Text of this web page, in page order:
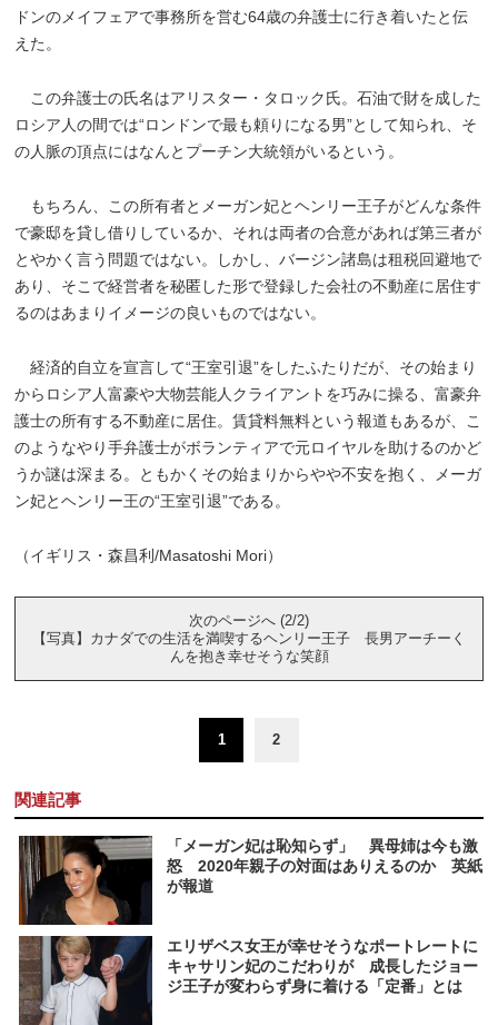
ドンのメイフェアで事務所を営む64歳の弁護士に行き着いたと伝
えた。
この弁護士の氏名はアリスター・タロック氏。石油で財を成した
ロシア人の間では“ロンドンで最も頼りになる男”として知られ、そ
の人脈の頂点にはなんとプーチン大統領がいるという。
もちろん、この所有者とメーガン妃とヘンリー王子がどんな条件
で豪邸を貸し借りしているか、それは両者の合意があれば第三者が
とやかく言う問題ではない。しかし、バージン諸島は租税回避地で
あり、そこで経営者を秘匿した形で登録した会社の不動産に居住す
るのはあまりイメージの良いものではない。
経済的自立を宣言して“王室引退”をしたふたりだが、その始まり
からロシア人富豪や大物芸能人クライアントを巧みに操る、富豪弁
護士の所有する不動産に居住。賃貸料無料という報道もあるが、こ
のようなやり手弁護士がボランティアで元ロイヤルを助けるのかど
うか謎は深まる。ともかくその始まりからやや不安を抱く、メーガ
ン妃とヘンリー王の“王室引退”である。
（イギリス・森昌利/Masatoshi Mori）
次のページへ (2/2)
【写真】カナダでの生活を満喫するヘンリー王子 長男アーチーく
んを抱き幸せそうな笑顔
1 2
関連記事
「メーガン妃は恥知らず」 異母姉は今も激
怒 2020年親子の対面はありえるのか 英紙
が報道
エリザベス女王が幸せそうなポートレートに
キャサリン妃のこだわりが 成長したジョー
ジ王子が変わらず身に着ける「定番」とは